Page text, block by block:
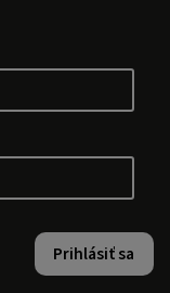
Prihlásiť sa